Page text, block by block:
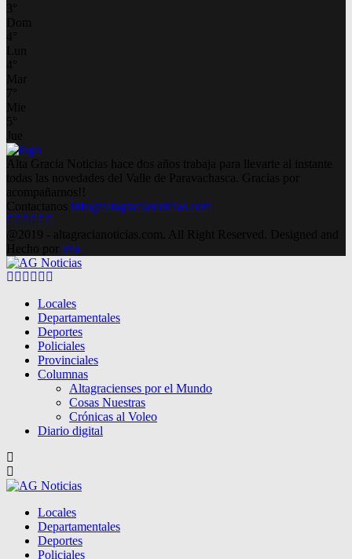
3
Dom
4
Lun
4
Mar
7
Mie
5
Jue
Alta Gracia Noticias hace dos años trabaja para llevarte al instante
todas las novedades del Valle de Paravachasca. Gracias por
acompañarnos!!
Contactanos info@altagracianoticias.com
Facebook
Twitter
Instagram
Pinterest
Google
@2019 - altagracianoticias.com. All Right Reserved. Designed and
Hecho por lma
Facebook
Twitter
Instagram
Pinterest
Google
Locales
Departamentales
Deportes
Policiales
Provinciales
Columnas
Altagracienses por el Mundo
Cosas Nuestras
Crónicas al Voleo
Diario digital
Locales
Departamentales
Deportes
Policiales